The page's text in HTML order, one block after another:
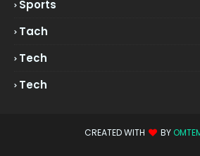
Sports
Tach
Tech
Tech
CREATED WITH BY